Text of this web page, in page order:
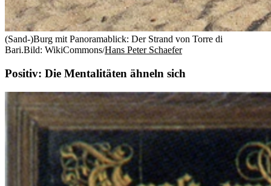
(Sand-)Burg mit Panoramablick: Der Strand von Torre di
Bari.Bild: WikiCommons/Hans Peter Schaefer
Positiv: Die Mentalitäten ähneln sich